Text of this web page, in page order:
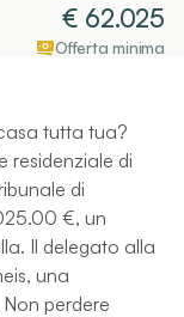
€ 62.025
Offerta minima
tutta tua?
residenziale di
di
€, un
Il delegato alla
una
perdere